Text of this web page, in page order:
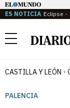
ES NOTICIA Eclipse
Menú
CASTILLA Y LEÓN
PALENCIA